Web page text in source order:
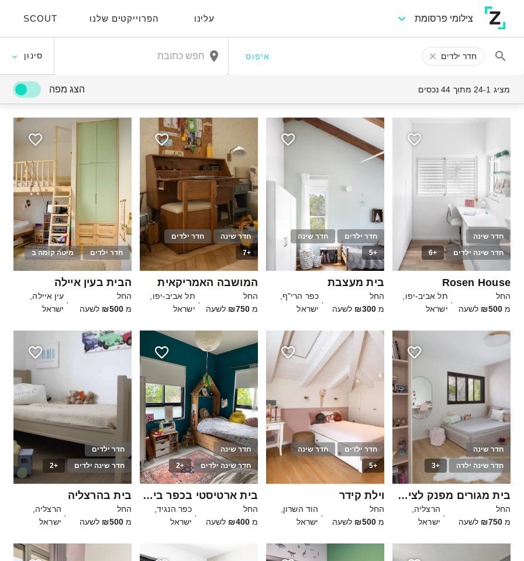
צילומי פרסומת עלינו הפרוייקטים שלנו SCOUT
חדר ילדים איפוס סינון
מציג 24-1 מתוך 44 נכסים הצג מפה
חדר שינה
חדר שינה ילדים
+6
20
Rosen House
החל
מ ₪500 לשעה
·
תל אביב-יפו,
ישראל
חדר ילדים
חדר שינה
+5
50
בית מעצבת
החל
מ ₪300 לשעה
·
כפר הרי"ף,
ישראל
חדר שינה
חדר ילדים
+7
המושבה האמריקאית
החל
מ ₪750 לשעה
·
תל אביב-יפו,
ישראל
חדר ילדים מיטה קומה ב
30
הבית בעין איילה
החל
מ ₪500 לשעה
·
עין איילה,
ישראל
חדר שינה
חדר שינה ילדה
+3
25
בית מגורים מפנק לצילומים
החל
מ ₪750 לשעה
·
הרצליה,
ישראל
חדר ילדים
חדר שינה
+5
וילת קידר
החל
מ ₪500 לשעה
·
הוד השרון,
ישראל
חדר שינה
חדר שינה ילדים
+2
25
בית ארטיסטי בכפר בין פרדס לאורווה
החל
מ ₪400 לשעה
·
כפר הנגיד,
ישראל
חדר ילדים
חדר שינה ילדים
+2
20
בית בהרצליה
החל
מ ₪500 לשעה
·
הרצליה,
ישראל